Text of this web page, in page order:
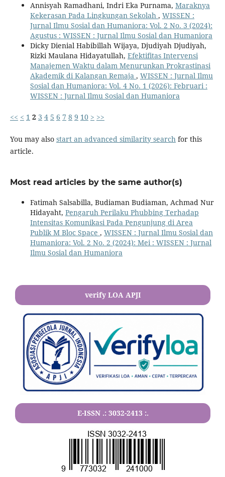
Annisyah Ramadhani, Indri Eka Purnama, Maraknya
Kekerasan Pada Lingkungan Sekolah , WISSEN :
Jurnal Ilmu Sosial dan Humaniora: Vol. 2 No. 3 (2024):
Agustus : WISSEN : Jurnal Ilmu Sosial dan Humaniora
Dicky Dienial Habibillah Wijaya, Djudiyah Djudiyah,
Rizki Maulana Hidayatullah, Efektifitas Intervensi
Manajemen Waktu dalam Menurunkan Prokrastinasi
Akademik di Kalangan Remaja , WISSEN : Jurnal Ilmu
Sosial dan Humaniora: Vol. 4 No. 1 (2026): Februari :
WISSEN : Jurnal Ilmu Sosial dan Humaniora
<< < 1 2 3 4 5 6 7 8 9 10 > >>
You may also start an advanced similarity searchfor this
article.
Most read articles by the same author(s)
Fatimah Salsabilla, Budiaman Budiaman, Achmad Nur
Hidayaht, Pengaruh Perilaku Phubbing Terhadap
Intensitas Komunikasi Pada Pengunjung di Area
Publik M Bloc Space , WISSEN : Jurnal Ilmu Sosial dan
Humaniora: Vol. 2 No. 2 (2024): Mei : WISSEN : Jurnal
Ilmu Sosial dan Humaniora
verify LOA APJI
E-ISSN .: 3032-2413 :.